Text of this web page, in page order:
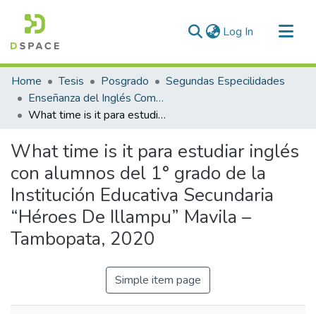
Log In (current)
Communities & Collections
All of DSpace
Statistics
Home Tesis Posgrado
Segundas Especilidades
Enseñanza del Inglés Como Lengua Extranjera
What time is it para estudiar inglés con alumnos del 1° grado de la Institución Educativa Secundaria “Héroes De Illampu” Mavila – Tambopata, 2020
What time is it para estudiar inglés
con alumnos del 1° grado de la
Institución Educativa Secundaria
“Héroes De Illampu” Mavila –
Tambopata, 2020
Simple item page